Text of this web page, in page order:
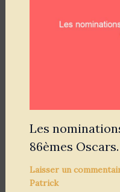
Les
86èmes Oscars.
Laisser un
Patrick